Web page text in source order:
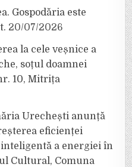
Gospodăria este
20/07/2026
la cele veșnice a
soțul doamnei
10, Mitrița
Urechești anunță
eficienței
a energiei în
Cultural, Comuna